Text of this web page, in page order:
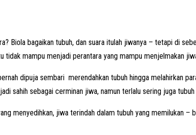
Biola bagaikan tubuh, dan suara itulah jiwanya – tetapi di
tidak mampu menjadi perantara yang mampu menjelmakan
dipuja sembari merendahkan tubuh hingga melahirkan
sahih sebagai cerminan jiwa, namun terlalu sering juga
menyedihkan, jiwa terindah dalam tubuh yang memilukan